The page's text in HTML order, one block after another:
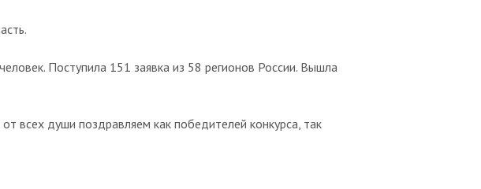
Поступила 151 заявка из 58 регионов России. Вышла
всех души поздравляем как победителей конкурса, так